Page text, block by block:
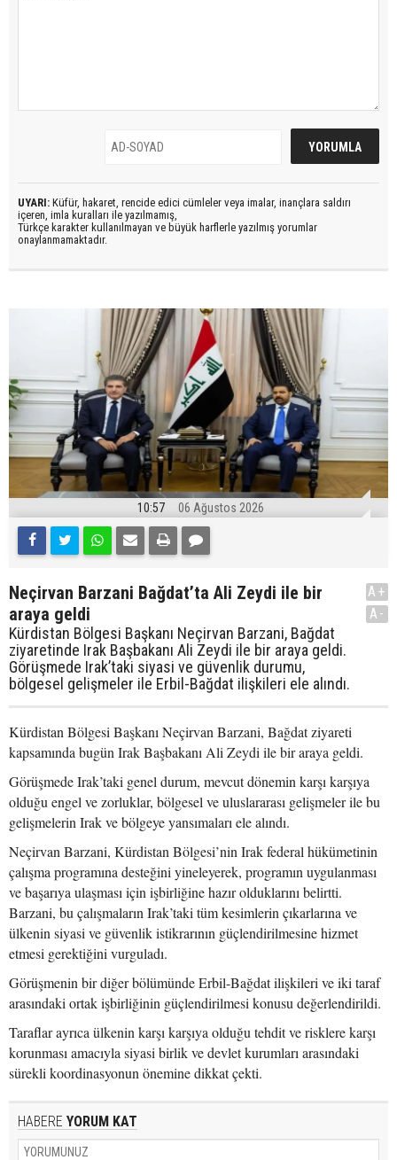
UYARI: Küfür, hakaret, rencide edici cümleler veya imalar, inançlara saldırı
içeren, imla kuralları ile yazılmamış,
Türkçe karakter kullanılmayan ve büyük harflerle yazılmış yorumlar
onaylanmamaktadır.
10:57 06 Ağustos 2026
Neçirvan Barzani Bağdat’ta Ali Zeydi ile bir
araya geldi
Kürdistan Bölgesi Başkanı Neçirvan Barzani, Bağdat
ziyaretinde Irak Başbakanı Ali Zeydi ile bir araya geldi.
Görüşmede Irak’taki siyasi ve güvenlik durumu,
bölgesel gelişmeler ile Erbil-Bağdat ilişkileri ele alındı.
A+
A-
Kürdistan Bölgesi Başkanı Neçirvan Barzani, Bağdat ziyareti
kapsamında bugün Irak Başbakanı Ali Zeydi ile bir araya geldi.
Görüşmede Irak’taki genel durum, mevcut dönemin karşı karşıya
olduğu engel ve zorluklar, bölgesel ve uluslararası gelişmeler ile bu
gelişmelerin Irak ve bölgeye yansımaları ele alındı.
Neçirvan Barzani, Kürdistan Bölgesi’nin Irak federal hükümetinin
çalışma programına desteğini yineleyerek, programın uygulanması
ve başarıya ulaşması için işbirliğine hazır olduklarını belirtti.
Barzani, bu çalışmaların Irak’taki tüm kesimlerin çıkarlarına ve
ülkenin siyasi ve güvenlik istikrarının güçlendirilmesine hizmet
etmesi gerektiğini vurguladı.
Görüşmenin bir diğer bölümünde Erbil-Bağdat ilişkileri ve iki taraf
arasındaki ortak işbirliğinin güçlendirilmesi konusu değerlendirildi.
Taraflar ayrıca ülkenin karşı karşıya olduğu tehdit ve risklere karşı
korunması amacıyla siyasi birlik ve devlet kurumları arasındaki
sürekli koordinasyonun önemine dikkat çekti.
HABERE YORUM KAT